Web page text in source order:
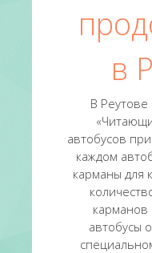
в
В Реутове
автобусов
каждом
карманы для
карманов
автобусы